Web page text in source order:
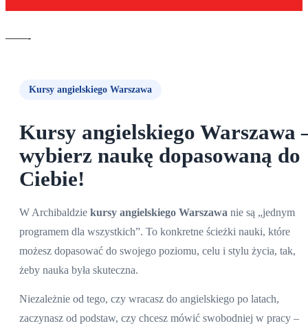
——-
Kursy angielskiego Warszawa
Kursy angielskiego Warszawa
wybierz naukę dopasowaną do
Ciebie!
W Archibaldzie kursy angielskiego Warszawa nie są „jednym
programem dla wszystkich”. To konkretne ścieżki nauki, które
możesz dopasować do swojego poziomu, celu i stylu życia, tak,
żeby nauka była skuteczna.
Niezależnie od tego, czy wracasz do angielskiego po latach,
zaczynasz od podstaw, czy chcesz mówić swobodniej w pracy –